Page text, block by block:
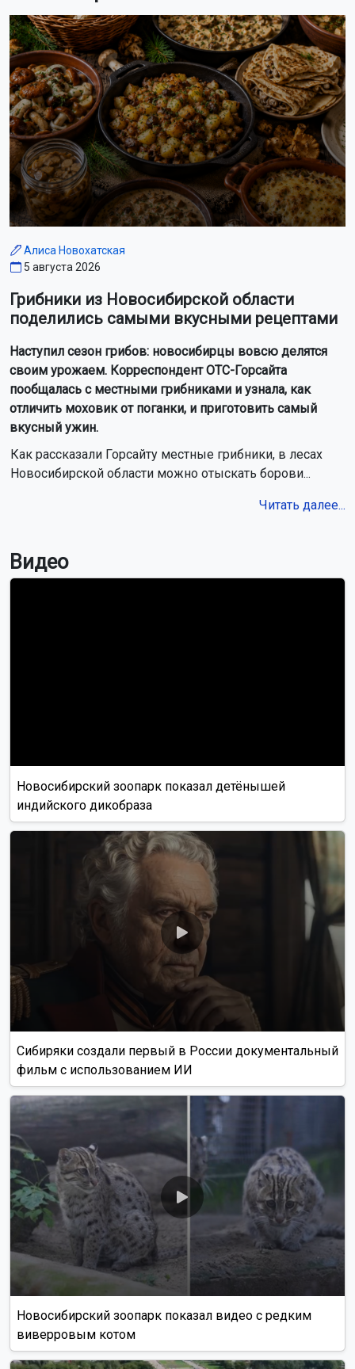
Алиса Новохатская
5 августа 2026
Грибники из Новосибирской области
поделились самыми вкусными рецептами
Наступил сезон грибов: новосибирцы вовсю делятся
своим урожаем. Корреспондент ОТС-Горсайта
пообщалась с местными грибниками и узнала, как
отличить моховик от поганки, и приготовить самый
вкусный ужин.
Как рассказали Горсайту местные грибники, в лесах
Новосибирской области можно отыскать борови...
Читать далее...
Видео
Новосибирский зоопарк показал детёнышей
индийского дикобраза
Сибиряки создали первый в России документальный
фильм с использованием ИИ
Новосибирский зоопарк показал видео с редким
виверровым котом